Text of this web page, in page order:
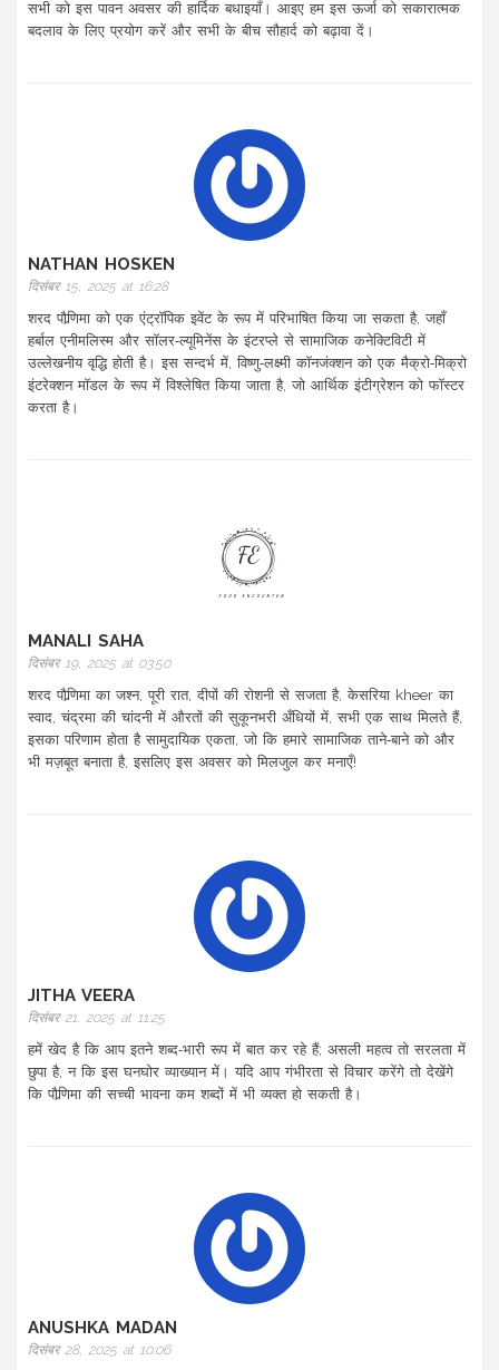
सभी को इस पावन अवसर की हार्दिक बधाइयाँ। आइए हम इस ऊर्जा को सकारात्मक
बदलाव के लिए प्रयोग करें और सभी के बीच सौहार्द को बढ़ावा दें।
NATHAN HOSKEN
दिसंबर 15, 2025 at 16:28
शरद पौर्‍णिमा को एक एंट्रॉपिक इवेंट के रूप में परिभाषित किया जा सकता है, जहाँ
हर्बाल एनीमलिस्म और सॉलर‑ल्यूमिनेंस के इंटरप्ले से सामाजिक कनेक्टिविटी में
उल्लेखनीय वृद्धि होती है। इस सन्दर्भ में, विष्णु‑लक्ष्मी कॉनजंक्शन को एक मैक्रो‑मिक्रो
इंटरेक्शन मॉडल के रूप में विश्लेषित किया जाता है, जो आर्थिक इंटीग्रेशन को फॉस्टर
करता है।
MANALI SAHA
दिसंबर 19, 2025 at 03:50
शरद पौर्‍णिमा का जश्न, पूरी रात, दीपों की रोशनी से सजता है, केसरिया kheer का
स्वाद, चंद्रमा की चांदनी में औरतों की सुकूनभरी अँधियों में, सभी एक साथ मिलते हैं,
इसका परिणाम होता है सामुदायिक एकता, जो कि हमारे सामाजिक ताने‑बाने को और
भी मज़बूत बनाता है, इसलिए इस अवसर को मिलजुल कर मनाएँ!
JITHA VEERA
दिसंबर 21, 2025 at 11:25
हमें खेद है कि आप इतने शब्द‑भारी रूप में बात कर रहे हैं; असली महत्व तो सरलता में
छुपा है, न कि इस घनघोर व्याख्यान में। यदि आप गंभीरता से विचार करेंगे तो देखेंगे
कि पौर्‍णिमा की सच्ची भावना कम शब्दों में भी व्यक्त हो सकती है।
ANUSHKA MADAN
दिसंबर 28, 2025 at 10:06